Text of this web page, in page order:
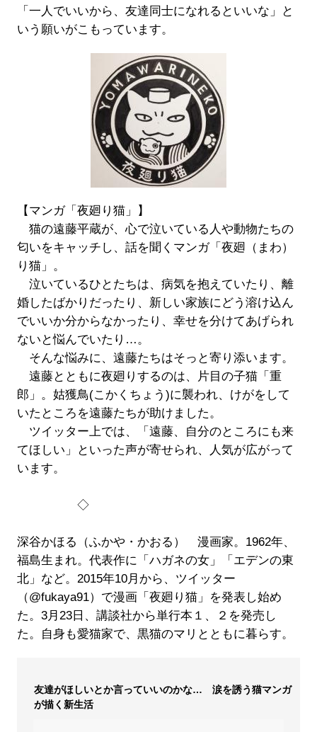
「一人でいいから、友達同士になれるといいな」と
いう願いがこもっています。
【マンガ「夜廻り猫」】
猫の遠藤平蔵が、心で泣いている人や動物たちの
匂いをキャッチし、話を聞くマンガ「夜廻（まわ）
り猫」。
泣いているひとたちは、病気を抱えていたり、離
婚したばかりだったり、新しい家族にどう溶け込ん
でいいか分からなかったり、幸せを分けてあげられ
ないと悩んでいたり…。
そんな悩みに、遠藤たちはそっと寄り添います。
遠藤とともに夜廻りするのは、片目の子猫「重
郎」。姑獲鳥(こかくちょう)に襲われ、けがをして
いたところを遠藤たちが助けました。
ツイッター上では、「遠藤、自分のところにも来
てほしい」といった声が寄せられ、人気が広がって
います。
◇
深谷かほる（ふかや・かおる） 漫画家。1962年、
福島生まれ。代表作に「ハガネの女」「エデンの東
北」など。2015年10月から、ツイッター
（@fukaya91）で漫画「夜廻り猫」を発表し始め
た。3月23日、講談社から単行本１、２を発売し
た。自身も愛猫家で、黒猫のマリとともに暮らす。
友達がほしいとか言っていいのかな… 涙を誘う猫マンガ
が描く新生活